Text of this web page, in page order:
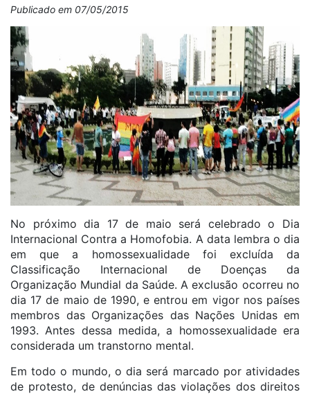
Publicado em 07/05/2015
No próximo dia 17 de maio será celebrado o Dia
Internacional Contra a Homofobia. A data lembra o dia
em que a homossexualidade foi excluída da
Classificação Internacional de Doenças da
Organização Mundial da Saúde. A exclusão ocorreu no
dia 17 de maio de 1990, e entrou em vigor nos países
membros das Organizações das Nações Unidas em
1993. Antes dessa medida, a homossexualidade era
considerada um transtorno mental.
Em todo o mundo, o dia será marcado por atividades
de protesto, de denúncias das violações dos direitos